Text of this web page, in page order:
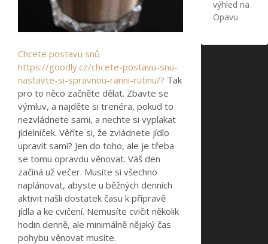
Chcete postavu snů
https://goodly.cz/chcete-postavu-snu-
nastavte-si-spravnou-ranni-rutinu/? Tak
pro to něco začněte dělat. Zbavte se
výmluv, a najděte si trenéra, pokud to
nezvládnete sami, a nechte si vyplakat
jídelníček. Věříte si, že zvládnete jídlo
upravit sami? Jen do toho, ale je třeba
se tomu opravdu věnovat. Váš den
začíná už večer. Musíte si všechno
naplánovat, abyste u běžných denních
aktivit našli dostatek času k přípravě
jídla a ke cvičení. Nemusíte cvičit několik
hodin denně, ale minimálně nějaký čas
pohybu věnovat musíte.
výhled na
Opavu